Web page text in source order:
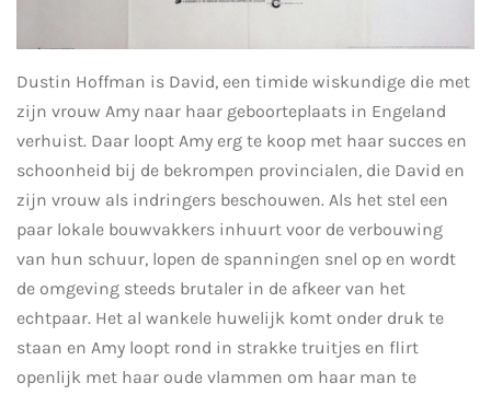
Dustin Hoffman is David, een timide wiskundige die met
zijn vrouw Amy naar haar geboorteplaats in Engeland
verhuist. Daar loopt Amy erg te koop met haar succes en
schoonheid bij de bekrompen provincialen, die David en
zijn vrouw als indringers beschouwen. Als het stel een
paar lokale bouwvakkers inhuurt voor de verbouwing
van hun schuur, lopen de spanningen snel op en wordt
de omgeving steeds brutaler in de afkeer van het
echtpaar. Het al wankele huwelijk komt onder druk te
staan en Amy loopt rond in strakke truitjes en flirt
openlijk met haar oude vlammen om haar man te